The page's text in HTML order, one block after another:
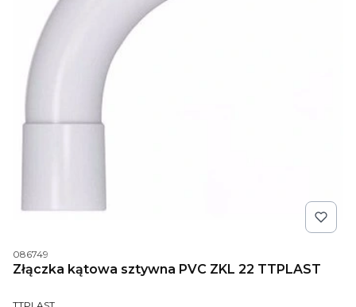
Kod produktu
086749
Złączka kątowa sztywna PVC ZKL 22 TTPLAST
PRODUCENT